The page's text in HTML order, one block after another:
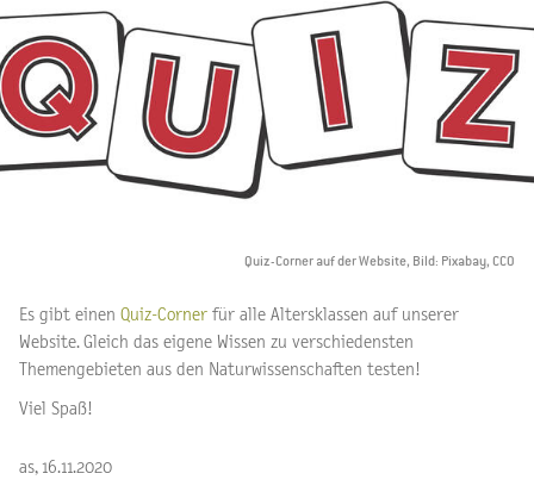
Quiz-Corner auf der Website, Bild: Pixabay, CCO
Es gibt einen Quiz-Corner für alle Altersklassen auf unserer
Website. Gleich das eigene Wissen zu verschiedensten
Themengebieten aus den Naturwissenschaften testen!
Viel Spaß!
as, 16.11.2020